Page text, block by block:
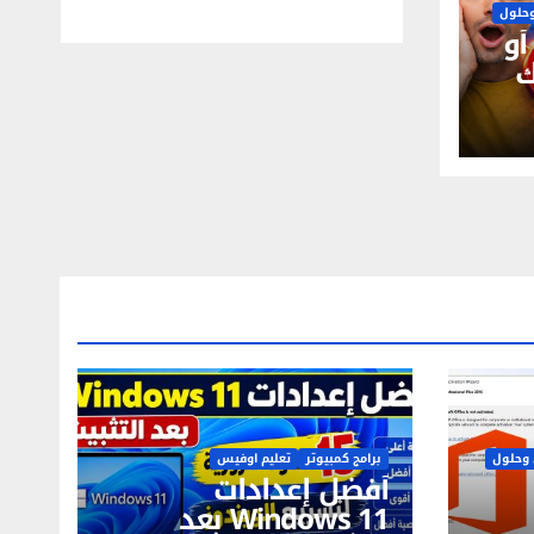
برامج كمبيوتر تعليم اوفيس
أفضل إعدادات
Windows 11 بعد